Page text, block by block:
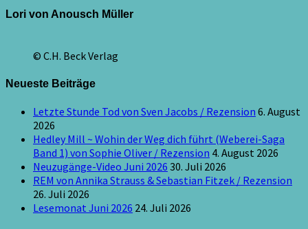
Lori von Anousch Müller
© C.H. Beck Verlag
Neueste Beiträge
Letzte Stunde Tod von Sven Jacobs / Rezension 6. August
2026
Hedley Mill ~ Wohin der Weg dich führt (Weberei-Saga
Band 1) von Sophie Oliver / Rezension 4. August 2026
Neuzugänge-Video Juni 2026 30. Juli 2026
REM von Annika Strauss & Sebastian Fitzek / Rezension
26. Juli 2026
Lesemonat Juni 2026 24. Juli 2026